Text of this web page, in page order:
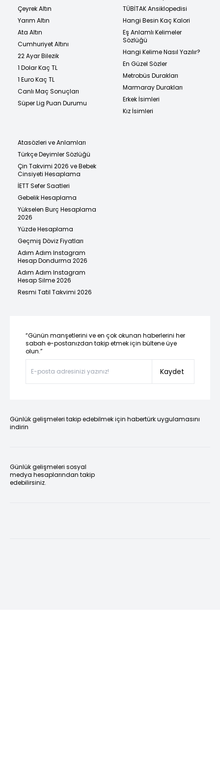
Çeyrek Altın
Yarım Altın
Ata Altın
Cumhuriyet Altını
22 Ayar Bilezik
1 Dolar Kaç TL
1 Euro Kaç TL
Canlı Maç Sonuçları
Süper Lig Puan Durumu
TÜBİTAK Ansiklopedisi
Hangi Besin Kaç Kalori
Eş Anlamlı Kelimeler
Sözlüğü
Hangi Kelime Nasıl Yazılır?
En Güzel Sözler
Metrobüs Durakları
Marmaray Durakları
Erkek İsimleri
Kız İsimleri
Atasözleri ve Anlamları
Türkçe Deyimler Sözlüğü
Çin Takvimi 2026 ve Bebek
Cinsiyeti Hesaplama
İETT Sefer Saatleri
Gebelik Hesaplama
Yükselen Burç Hesaplama
2026
Yüzde Hesaplama
Geçmiş Döviz Fiyatları
Adım Adım Instagram
Hesap Dondurma 2026
Adım Adım Instagram
Hesap Silme 2026
Resmi Tatil Takvimi 2026
“Günün manşetlerini ve en çok okunan haberlerini her
sabah e-postanızdan takip etmek için bültene üye
olun.”
Kaydet
Günlük gelişmeleri takip edebilmek için habertürk uygulamasını
indirin
Günlük gelişmeleri sosyal
medya hesaplarından takip
edebilirsiniz.